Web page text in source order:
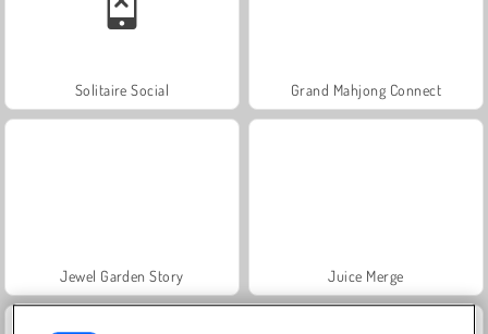
Solitaire Social Grand Mahjong Connect
Jewel Garden Story Juice Merge